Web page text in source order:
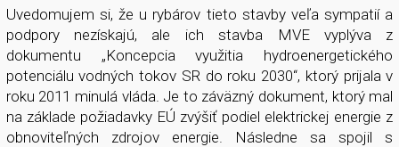
Uvedomujem si, že u rybárov tieto stavby veľa sympatií a
podpory nezískajú, ale ich stavba MVE vyplýva z
dokumentu „Koncepcia využitia hydroenergetického
potenciálu vodných tokov SR do roku 2030“, ktorý prijala v
roku 2011 minulá vláda. Je to záväzný dokument, ktorý mal
na základe požiadavky EÚ zvýšiť podiel elektrickej energie z
obnoviteľných zdrojov energie. Následne sa spojil s